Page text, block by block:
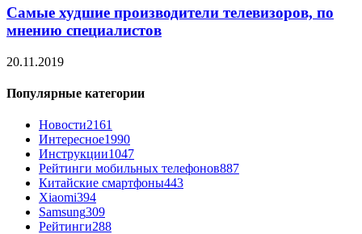
Самые худшие производители телевизоров, по
мнению специалистов
20.11.2019
Популярные категории
Новости2161
Интересное1990
Инструкции1047
Рейтинги мобильных телефонов887
Китайские смартфоны443
Xiaomi394
Samsung309
Рейтинги288